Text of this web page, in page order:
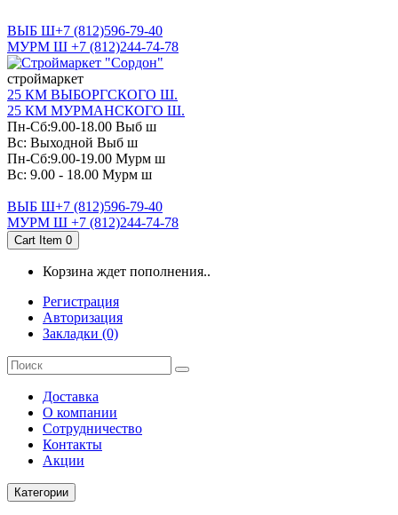
ВЫБ Ш+7 (812)596-79-40
МУРМ Ш +7 (812)244-74-78
cтроймаркет
25 КМ ВЫБОРГСКОГО Ш.
25 КМ МУРМАНСКОГО Ш.
Пн-Сб:9.00-18.00 Выб ш
Вс: Выходной Выб ш
Пн-Сб:9.00-19.00 Мурм ш
Вс: 9.00 - 18.00 Мурм ш
ВЫБ Ш+7 (812)596-79-40
МУРМ Ш +7 (812)244-74-78
Cart Item 0
Корзина ждет пополнения..
Регистрация
Авторизация
Закладки (0)
Доставка
О компании
Cотрудничество
Контакты
Акции
Категории